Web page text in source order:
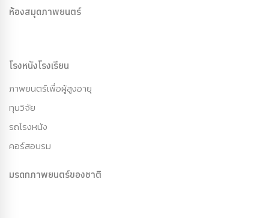
ห้องสมุดภาพยนตร์
โรงหนังโรงเรียน
ภาพยนตร์เพื่อผู้สูงอายุ
ทุนวิจัย
รถโรงหนัง
คอร์สอบรม
มรดกภาพยนตร์ของชาติ